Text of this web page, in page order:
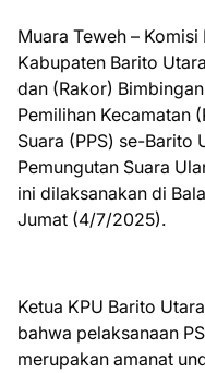
Muara Teweh –
Kabupaten Barito
dan (Rakor)
Pemilihan Kecamatan
Suara (PPS) se-Barito
Pemungutan Suara
ini dilaksanakan di
Jumat (4/7/2025).
Ketua KPU Barito
bahwa pelaksanaan
merupakan amanat